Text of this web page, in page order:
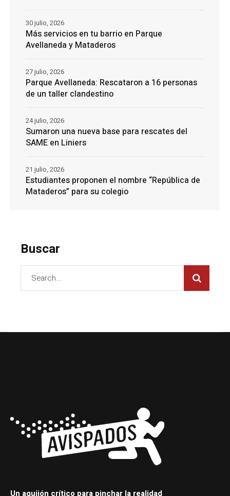
Más servicios en tu barrio en Parque
Avellaneda y Mataderos
30 julio, 2026
Parque Avellaneda: Rescataron a 16 personas
de un taller clandestino
27 julio, 2026
Sumaron una nueva base para rescates del
SAME en Liniers
24 julio, 2026
Estudiantes proponen el nombre “República de
Mataderos” para su colegio
21 julio, 2026
Buscar
Un aguijón crítico para pinchar la realidad